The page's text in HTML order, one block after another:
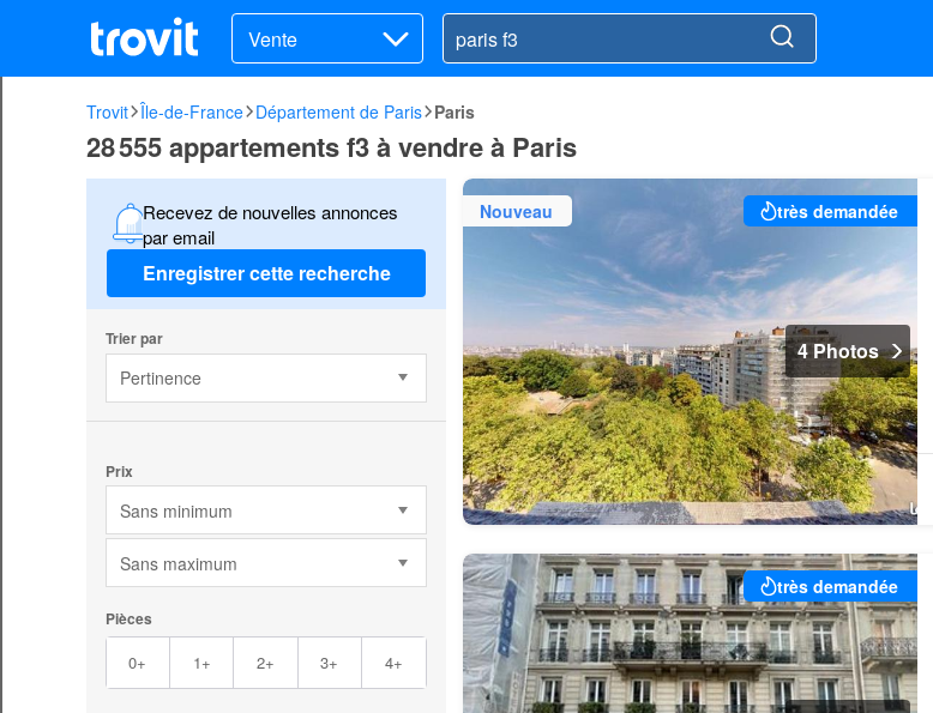
Vente
Trovit Île-de-France Département de Paris Paris
28 555 appartements f3 à vendre à Paris
Recevez de nouvelles annonces
par email
Enregistrer cette recherche
Trier par
Pertinence
Prix
Sans minimum
Sans maximum
Pièces
0+ 1+ 2+ 3+ 4+
Nouveau très demandée
4 Photos
très demandée